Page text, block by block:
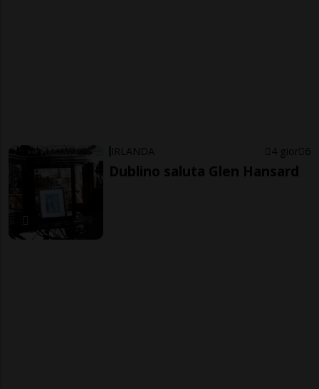
IRLANDA 4 gior 6
Dublino saluta Glen Hansard